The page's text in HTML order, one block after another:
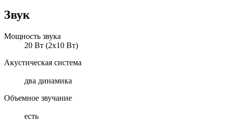
Звук
Мощность звука
20 Вт (2х10 Вт)
Акустическая система
два динамика
Объемное звучание
есть